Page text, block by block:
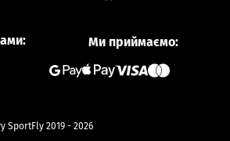
Ми приймаємо:
SportFly 2019 - 2026